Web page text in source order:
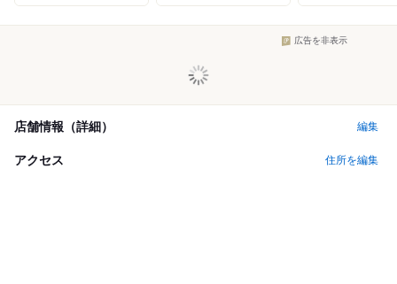
広告を非表示
店舗情報（詳細） 編集
アクセス 住所を編集